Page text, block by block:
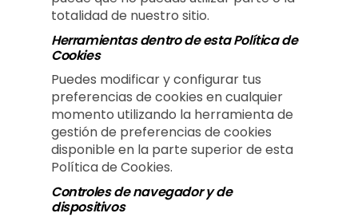
totalidad de nuestro sitio.
Herramientas dentro de esta Política de
Cookies
Puedes modificar y configurar tus
preferencias de cookies en cualquier
momento utilizando la herramienta de
gestión de preferencias de cookies
disponible en la parte superior de esta
Política de Cookies.
Controles de navegador y de
dispositivos